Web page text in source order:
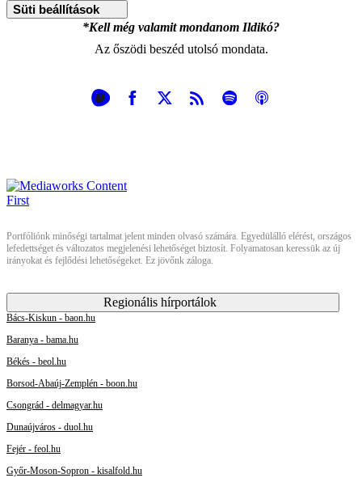
Süti beállítások
*Kell még valamit mondanom Ildikó?
Az őszödi beszéd utolsó mondata.
Portfóliónk minőségi tartalmat jelent minden olvasó számára. Egyedülálló elérést, országos
lefedettséget és változatos megjelenési lehetőséget biztosít. Folyamatosan keressük az új
irányokat és fejlődési lehetőségeket. Ez jövőnk záloga.
Regionális hírportálok
Bács-Kiskun - baon.hu
Baranya - bama.hu
Békés - beol.hu
Borsod-Abaúj-Zemplén - boon.hu
Csongrád - delmagyar.hu
Dunaújváros - duol.hu
Fejér - feol.hu
Győr-Moson-Sopron - kisalfold.hu